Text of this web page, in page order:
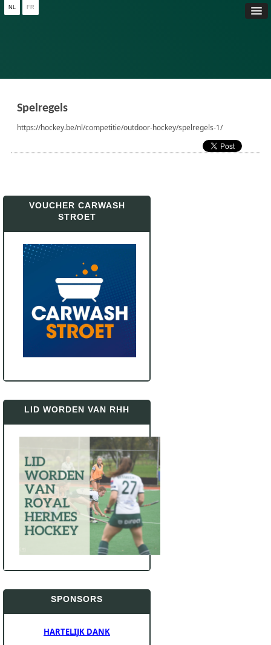
NL FR
Spelregels
https://hockey.be/nl/competitie/outdoor-hockey/spelregels-1/
VOUCHER CARWASH
STROET
LID WORDEN VAN RHH
SPONSORS
HARTELIJK DANK